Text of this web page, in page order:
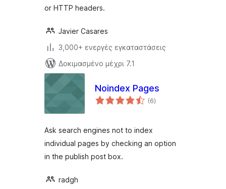
or HTTP headers.
Javier Casares
3,000+ ενεργές εγκαταστάσεις
Δοκιμασμένο μέχρι 7.1
Noindex Pages
(6αξιολογήσεις
σύνολο
)
Ask search engines not to index
individual pages by checking an option
in the publish post box.
radgh